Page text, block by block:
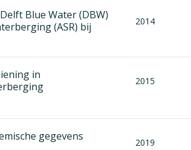
Blue Water (DBW)
(ASR) bij
2014
in
2015
gegevens 2019